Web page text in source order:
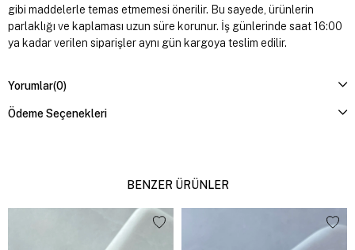
gibi maddelerle temas etmemesi önerilir. Bu sayede, ürünlerin
parlaklığı ve kaplaması uzun süre korunur. İş günlerinde saat 16:00
ya kadar verilen siparişler aynı gün kargoya teslim edilir.
Yorumlar(0)
Ödeme Seçenekleri
BENZER ÜRÜNLER